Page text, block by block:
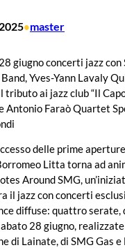
•master
giugno concerti jazz con
Yves-Yann Lavaly
tributo ai jazz club “Il
Antonio Faraò Quartet
delle prime
Litta torna ad
Around SMG,
il jazz con concerti
diffuse: quattro serate,
28 giugno,
di Lainate, di SMG Gas e